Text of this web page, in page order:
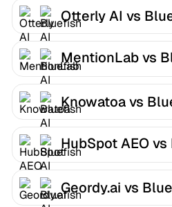
Otterly AI vs
MentionLab vs
AI
Knowatoa vs
HubSpot AEO
AI
Geordy.ai vs